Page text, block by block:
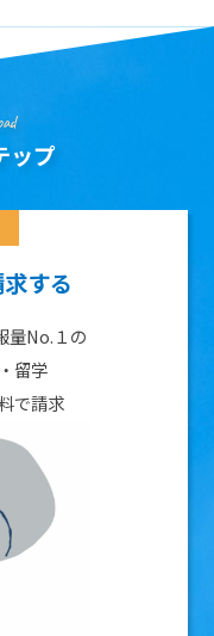
ップ
する
量No.１の
留学
で請求